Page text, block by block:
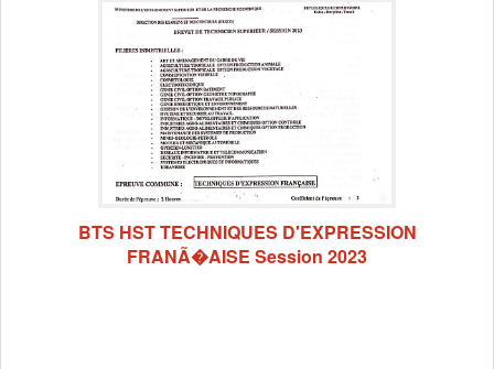
BTS HST TECHNIQUES D'EXPRESSION
FRANÃ�AISE Session 2023